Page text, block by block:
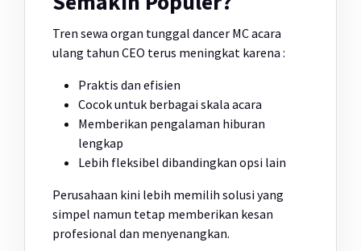
Tren sewa organ tunggal dancer MC acara
ulang tahun CEO terus meningkat karena :
Praktis dan efisien
Cocok untuk berbagai skala acara
Memberikan pengalaman hiburan
lengkap
Lebih fleksibel dibandingkan opsi lain
Perusahaan kini lebih memilih solusi yang
simpel namun tetap memberikan kesan
profesional dan menyenangkan.